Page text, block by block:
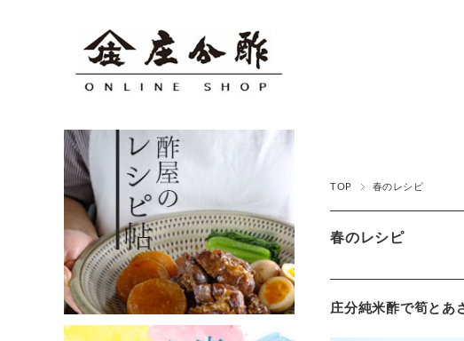
TOP 春のレシピ
春のレシピ
庄分純米酢で筍とあ